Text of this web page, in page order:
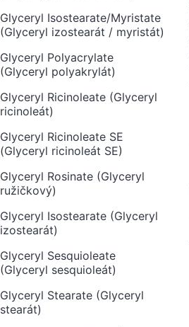
Glyceryl Isostearate/Myristate
(Glyceryl izostearát / myristát)
Glyceryl Polyacrylate
(Glyceryl polyakrylát)
Glyceryl Ricinoleate (Glyceryl
ricinoleát)
Glyceryl Ricinoleate SE
(Glyceryl ricinoleát SE)
Glyceryl Rosinate (Glyceryl
ružičkový)
Glyceryl Isostearate (Glyceryl
izostearát)
Glyceryl Sesquioleate
(Glyceryl sesquioleát)
Glyceryl Stearate (Glyceryl
stearát)